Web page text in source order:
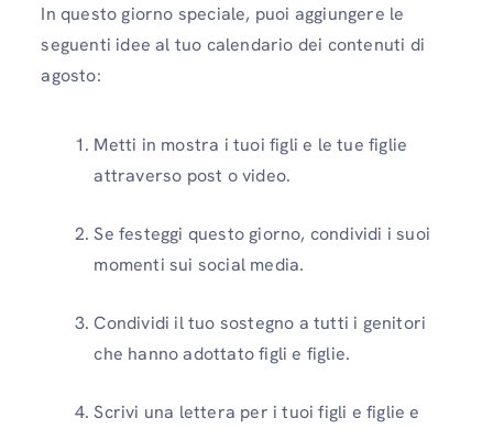
In questo giorno speciale, puoi aggiungere le
seguenti idee al tuo calendario dei contenuti di
agosto:
Metti in mostra i tuoi figli e le tue figlie
attraverso post o video.
Se festeggi questo giorno, condividi i suoi
momenti sui social media.
Condividi il tuo sostegno a tutti i genitori
che hanno adottato figli e figlie.
Scrivi una lettera per i tuoi figli e figlie e